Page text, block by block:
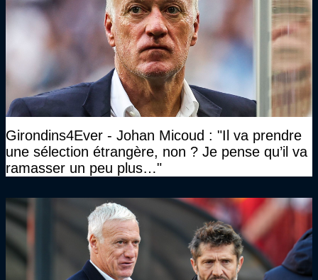
Girondins4Ever - Johan Micoud : "Il va prendre
une sélection étrangère, non ? Je pense qu’il va
ramasser un peu plus…"